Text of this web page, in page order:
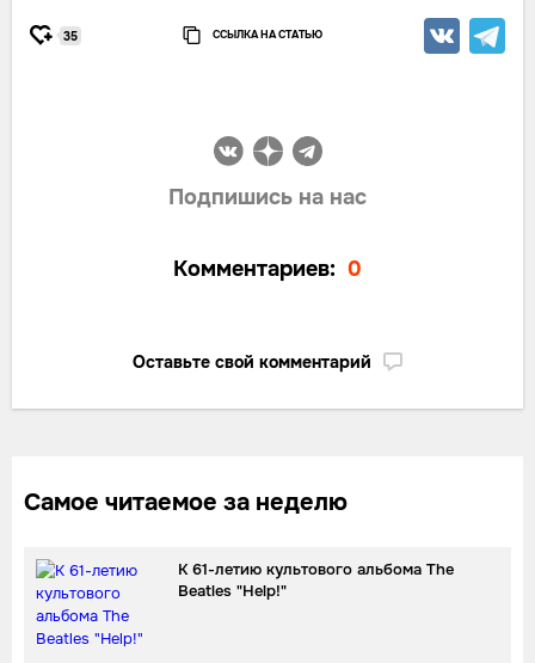
35 ССЫЛКА НА СТАТЬЮ
Подпишись на нас
Комментариев: 0
Оставьте свой комментарий
Самое читаемое за неделю
К 61-летию культового альбома The
Beatles "Help!"